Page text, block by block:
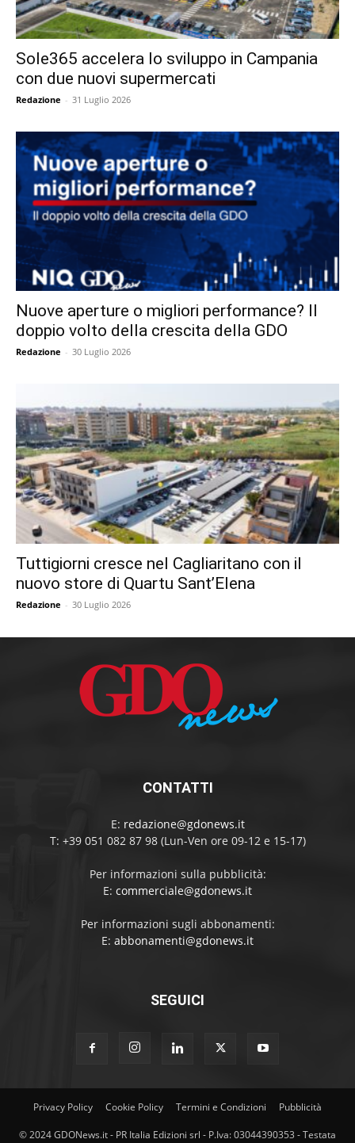
Sole365 accelera lo sviluppo in Campania
con due nuovi supermercati
Redazione - 31 Luglio 2026
Nuove aperture o migliori performance? Il
doppio volto della crescita della GDO
Redazione - 30 Luglio 2026
Tuttigiorni cresce nel Cagliaritano con il
nuovo store di Quartu Sant’Elena
Redazione - 30 Luglio 2026
CONTATTI
E: redazione@gdonews.it
T: +39 051 082 87 98 (Lun-Ven ore 09-12 e 15-17)
Per informazioni sulla pubblicità:
E: commerciale@gdonews.it
Per informazioni sugli abbonamenti:
E: abbonamenti@gdonews.it
SEGUICI
Privacy Policy Cookie Policy Termini e Condizioni Pubblicità
© 2024 GDONews.it - PR Italia Edizioni srl - P.Iva: 03044390353 - Testata